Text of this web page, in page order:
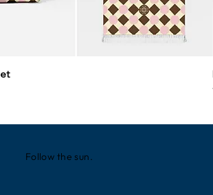
Follow the sun.